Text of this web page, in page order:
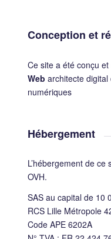
Conception et
Ce site a été conçu
Web architecte
numériques
Hébergement
L’hébergement de
OVH.
SAS au capital de 10
RCS Lille Métropole
Code APE 6202A